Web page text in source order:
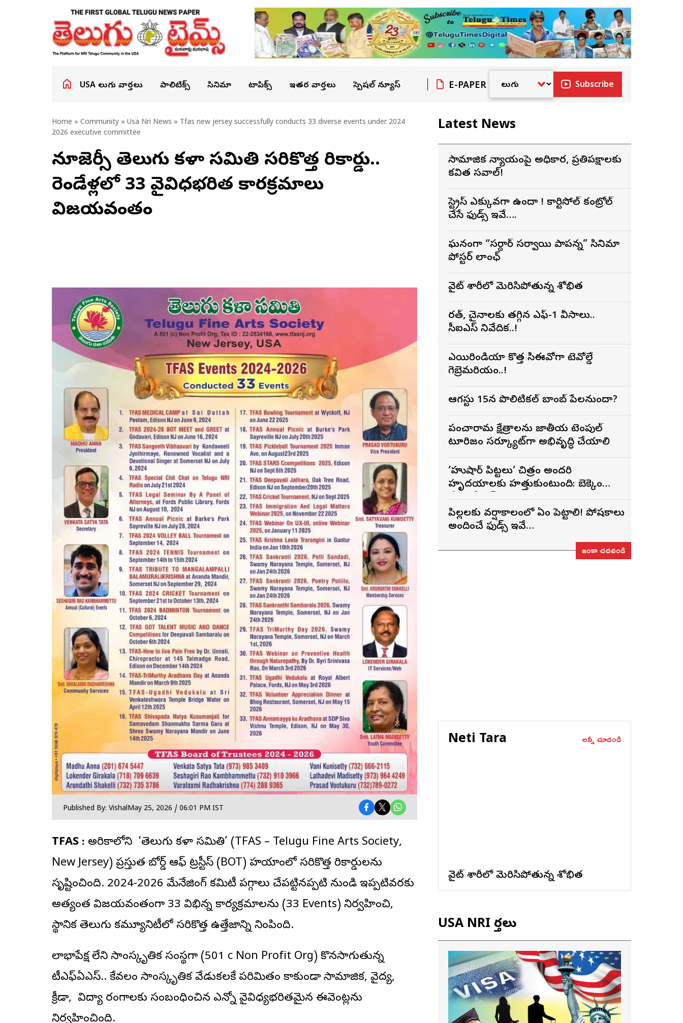
USA తెలుగు వార్తలు పాలిటిక్స్ సినిమా టాపిక్స్ ఇతర వార్తలు స్పెషల్ న్యూస్ E-PAPER Subscribe
Home » Community » Usa Nri News » Tfas new jersey successfully conducts 33 diverse events under 2024
2026 executive committee
న్యూజెర్సీ తెలుగు కళా సమితి సరికొత్త రికార్డు..
రెండేళ్లలో 33 వైవిధ్యభరిత కార్యక్రమాలు
విజయవంతం
Published By: VishalMay 25, 2026 / 06:01 PM IST
TFAS : అమెరికాలోని ‘తెలుగు కళా సమితి’ (TFAS – Telugu Fine Arts Society,
New Jersey) ప్రస్తుత బోర్డ్ ఆఫ్ ట్రస్టీస్ (BOT) హయాంలో సరికొత్త రికార్డులను
సృష్టించింది. 2024-2026 మేనేజింగ్ కమిటీ పగ్గాలు చేపట్టినప్పటి నుండి ఇప్పటివరకు
అత్యంత విజయవంతంగా 33 విభిన్న కార్యక్రమాలను (33 Events) నిర్వహించి,
స్థానిక తెలుగు కమ్యూనిటీలో సరికొత్త ఉత్తేజాన్ని నింపింది.
లాభాపేక్ష లేని సాంస్కృతిక సంస్థగా (501 c Non Profit Org) కొనసాగుతున్న
టీఎఫ్ఏఎస్.. కేవలం సాంస్కృతిక వేడుకలకే పరిమితం కాకుండా సామాజిక, వైద్య,
క్రీడా, విద్యా రంగాలకు సంబంధించిన ఎన్నో వైవిధ్యభరితమైన ఈవెంట్లను
నిర్వహించింది.
Latest News
సామాజిక న్యాయంపై అధికార, ప్రతిపక్షాలకు
కవిత సవాల్!
స్ట్రెస్ ఎక్కువగా ఉందా ! కార్టిసోల్ కంట్రోల్
చేసే ఫుడ్స్ ఇవే….
ఘనంగా “సర్దార్ సర్వాయి పాపన్న” సినిమా
పోస్టర్ లాంఛ్
వైట్ శారీలో మెరిసిపోతున్న శోభిత
భారత్, చైనాలకు తగ్గిన ఎఫ్-1 వీసాలు..
సీఐఎస్ నివేదిక..!
ఎయిరిండియా కొత్త సీఈవోగా టెవోల్డే
గెబ్రెమరియం..!
ఆగస్టు 15న పొలిటికల్ బాంబ్ పేలనుందా?
పంచారామ క్షేత్రాలను జాతీయ టెంపుల్
టూరిజం సర్క్యూట్‌గా అభివృద్ధి చేయాలి
‘హుషార్‌ పిట్టలు’ చిత్రం అందరి
హృదయాలకు హత్తుకుంటుంది: బెక్కెం
పిల్లలకు వర్షాకాలంలో ఏం పెట్టాలి! పోషకాలు
అందించే ఫుడ్స్ ఇవే…
ఇంకా చదవండి
Neti Tara అన్నీ చూడండి
వైట్ శారీలో మెరిసిపోతున్న శోభిత
USA NRI వార్తలు